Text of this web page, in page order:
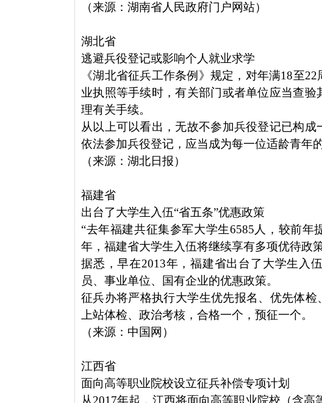
（来源：湖南省人民政府门户网站）
湖北省
逃避兵役登记或影响个人就业求学
《湖北省征兵工作条例》规定，对年满18至
业执照等手续时，有关部门或者单位应当查
理有关手续。
从以上可以看出，无故不参加兵役登记已构成
依法参加兵役登记，应当成为每一位适龄青年
（来源：湖北日报）
福建省
出台了大学生入伍“省五条”优惠政策
“去年福建共征集参军大学生6585人，较前年
年，福建省大学生入伍将继续享有多项优待政策
据悉，早在2013年，福建省出台了大学生入
员、事业单位、国有企业的优惠政策。
征兵办将严格执行大学生优先报名、优先体
上站体检、政治考核，合格一个，预征一个。
（来源：中国网）
江西省
面向高等职业院校设立征兵补偿专项计划
从2017年起，江西将面向高等职业院校（含